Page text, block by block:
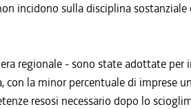
incidono sulla disciplina
regionale - sono state adottate per
con la minor percentuale di imprese
resosi necessario dopo lo